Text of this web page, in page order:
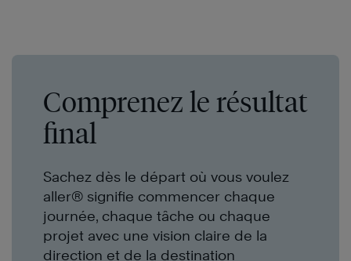
Comprenez le résultat
final
Sachez dès le départ où vous voulez
aller® signifie commencer chaque
journée, chaque tâche ou chaque
projet avec une vision claire de la
direction et de la destination